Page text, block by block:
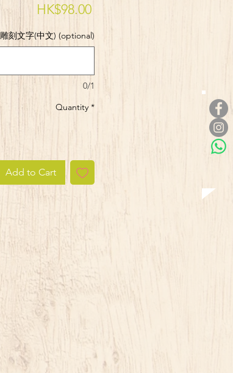
HK$98.00Price
雕刻文字(中文) (optional)
0/1
Quantity *
Add to Cart